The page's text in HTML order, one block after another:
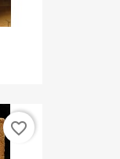
favorite_border